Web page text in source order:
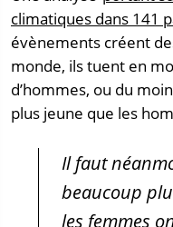
climatiques dans 141
évènements créent
monde, ils tuent en
d’hommes, ou du
plus jeune que les
Il faut
beaucoup
les femmes